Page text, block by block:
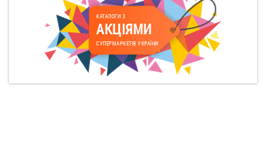
КАТАЛОГИ З
АКЦІЯМИ
СУПЕРМАРКЕТІВ УКРАЇНИ